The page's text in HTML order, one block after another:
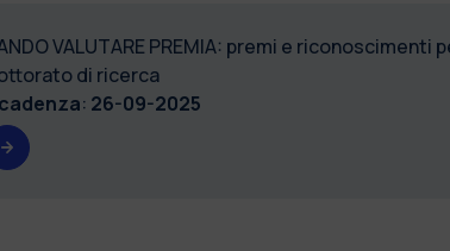
VALUTARE PREMIA: premi e
di ricerca
: 26-09-2025